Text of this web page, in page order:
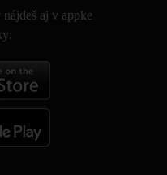
aj v appke